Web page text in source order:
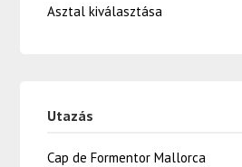
Asztal kiválasztása
Utazás
Cap de Formentor Mallorca